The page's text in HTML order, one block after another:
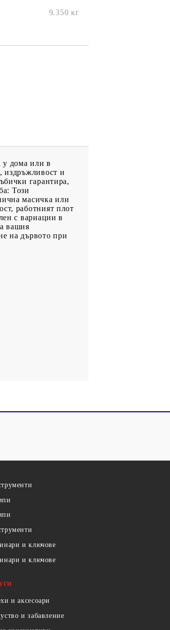
9.350 кг
у дома или в
издръжливост и
гарантира,
Този
масичка или
работният плот
с вариации в
вашия
на дървото при
и ключове
и ключове
и аксесоари
и забавление